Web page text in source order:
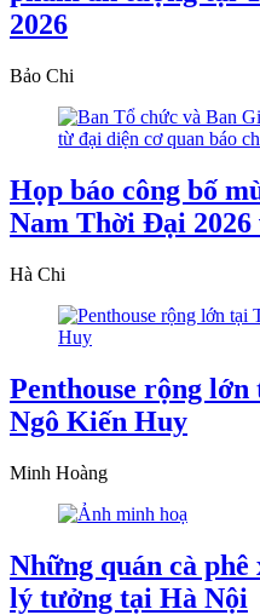
2026
Bảo Chi
Họp báo công bố
Nam Thời Đại
Hà Chi
Penthouse rộng
Ngô Kiến Huy
Minh Hoàng
Những quán cà
lý tưởng tại Hà Nội